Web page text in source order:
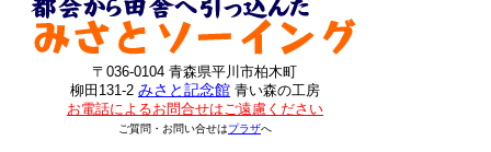
〒036-0104 青森県平川市柏木町
柳田131-2 みさと記念館 青い森の工房
お電話によるお問合せはご遠慮ください
ご質問・お問い合せはプラザへ